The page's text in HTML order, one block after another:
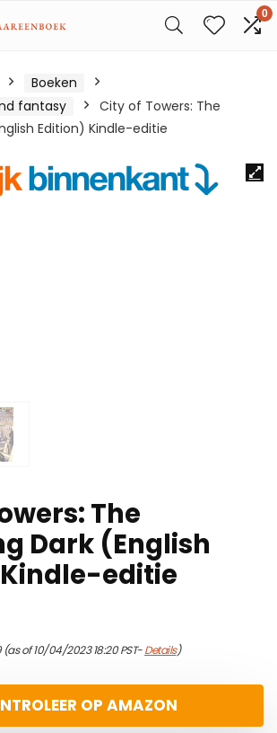
0
Boeken
fantasy
City of Towers: The
Edition) Kindle-editie
The
Dark (English
editie
(as of 10/04/2023 18:20 PST-Details)
OP AMAZON